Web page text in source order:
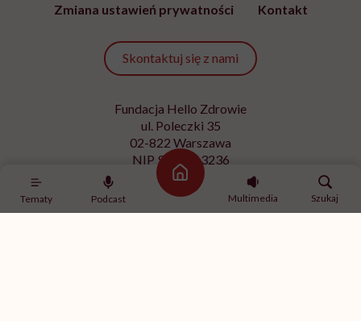
Tematy Podcast
Strona główna
Multimedia
Szukaj
Zmiana ustawień prywatności
Kontakt
Skontaktuj się z nami
Fundacja Hello Zdrowie
ul. Poleczki 35
02-822 Warszawa
NIP 9512613236
Kontakt z redakcją
redakcja@hellozdrowie.pl